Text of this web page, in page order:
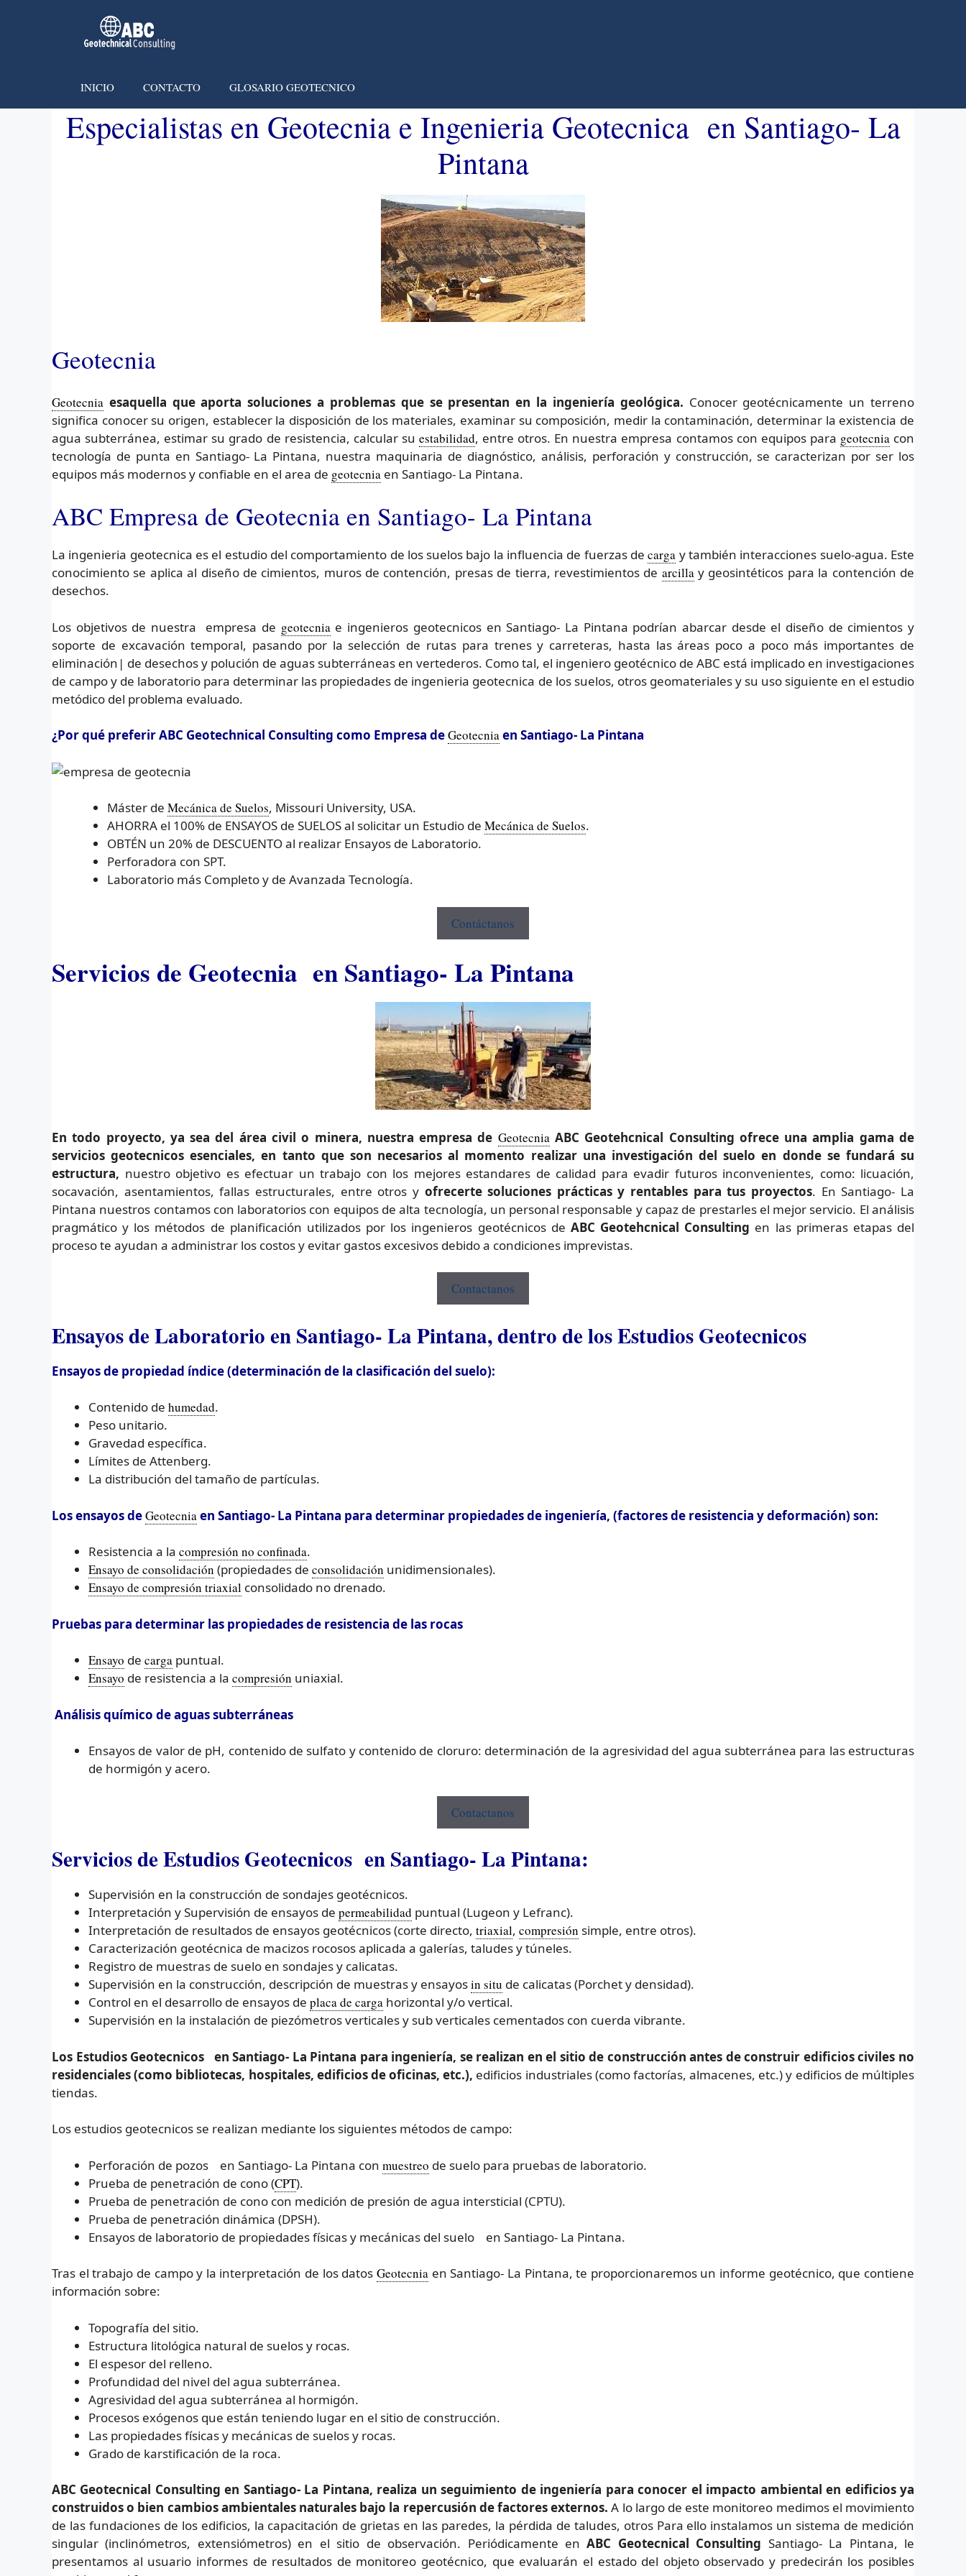
INICIO CONTACTO GLOSARIO GEOTECNICO
Especialistas en Geotecnia e Ingenieria Geotecnica en Santiago- La
Pintana
Geotecnia
Geotecnia esaquella que aporta soluciones a problemas que se presentan en la ingeniería geológica. Conocer geotécnicamente un terreno
significa conocer su origen, establecer la disposición de los materiales, examinar su composición, medir la contaminación, determinar la existencia de
agua subterránea, estimar su grado de resistencia, calcular su estabilidad, entre otros. En nuestra empresa contamos con equipos para geotecnia con
tecnología de punta en Santiago- La Pintana, nuestra maquinaria de diagnóstico, análisis, perforación y construcción, se caracterizan por ser los
equipos más modernos y confiable en el area de geotecnia en Santiago- La Pintana.
ABC Empresa de Geotecnia en Santiago- La Pintana
La ingenieria geotecnica es el estudio del comportamiento de los suelos bajo la influencia de fuerzas decarga y también interacciones suelo-agua. Este
conocimiento se aplica al diseño de cimientos, muros de contención, presas de tierra, revestimientos de arcillay geosintéticos para la contención de
desechos.
Los objetivos de nuestra empresa de geotecnia e ingenieros geotecnicos en Santiago- La Pintana podrían abarcar desde el diseño de cimientos y
soporte de excavación temporal, pasando por la selección de rutas para trenes y carreteras, hasta las áreas poco a poco más importantes de
eliminación| de desechos y polución de aguas subterráneas en vertederos. Como tal, el ingeniero geotécnico de ABC está implicado en investigaciones
de campo y de laboratorio para determinar las propiedades de ingenieria geotecnica de los suelos, otros geomateriales y su uso siguiente en el estudio
metódico del problema evaluado.
¿Por qué preferir ABC Geotechnical Consulting como Empresa deGeotecniaen Santiago- La Pintana
Máster de Mecánica de Suelos, Missouri University, USA.
AHORRA el 100% de ENSAYOS de SUELOS al solicitar un Estudio de Mecánica de Suelos.
OBTÉN un 20% de DESCUENTO al realizar Ensayos de Laboratorio.
Perforadora con SPT.
Laboratorio más Completo y de Avanzada Tecnología.
Contáctanos
Servicios de Geotecnia en Santiago- La Pintana
En todo proyecto, ya sea del área civil o minera, nuestra empresa de Geotecnia ABC Geotehcnical Consulting ofrece una amplia gama de
servicios geotecnicos esenciales, en tanto que son necesarios al momento realizar una investigación del suelo en donde se fundará su
estructura, nuestro objetivo es efectuar un trabajo con los mejores estandares de calidad para evadir futuros inconvenientes, como: licuación,
socavación, asentamientos, fallas estructurales, entre otros y ofrecertesoluciones prácticas y rentables para tus proyectos. En Santiago- La
Pintana nuestros contamos con laboratorios con equipos de alta tecnología, un personal responsable y capaz de prestarles el mejor servicio. El análisis
pragmático y los métodos de planificación utilizados por los ingenieros geotécnicos de ABC Geotehcnical Consulting en las primeras etapas del
proceso te ayudan a administrar los costos y evitar gastos excesivos debido a condiciones imprevistas.
Contactanos
Ensayos de Laboratorio en Santiago- La Pintana, dentro de los Estudios Geotecnicos
Ensayos de propiedad índice (determinación de la clasificación del suelo):
Contenido de humedad.
Peso unitario.
Gravedad específica.
Límites de Attenberg.
La distribución del tamaño de partículas.
Los ensayos deGeotecnia en Santiago- La Pintana para determinar propiedades de ingeniería, (factores de resistencia y deformación) son:
Resistencia a la compresión no confinada.
Ensayo de consolidación (propiedades de consolidación unidimensionales).
Ensayo de compresión triaxial consolidado no drenado.
Pruebas para determinar las propiedades de resistencia de las rocas
Ensayo de carga puntual.
Ensayo de resistencia a la compresión uniaxial.
Análisis químico de aguas subterráneas
Ensayos de valor de pH, contenido de sulfato y contenido de cloruro: determinación de la agresividad del agua subterránea para las estructuras
de hormigón y acero.
Contactanos
Servicios de Estudios Geotecnicos en Santiago- La Pintana:
Supervisión en la construcción de sondajes geotécnicos.
Interpretación y Supervisión de ensayos de permeabilidad puntual (Lugeon y Lefranc).
Interpretación de resultados de ensayos geotécnicos (corte directo, triaxial, compresión simple, entre otros).
Caracterización geotécnica de macizos rocosos aplicada a galerías, taludes y túneles.
Registro de muestras de suelo en sondajes y calicatas.
Supervisión en la construcción, descripción de muestras y ensayosin situ de calicatas (Porchet y densidad).
Control en el desarrollo de ensayos de placa de carga horizontal y/o vertical.
Supervisión en la instalación de piezómetros verticales y sub verticales cementados con cuerda vibrante.
Los Estudios Geotecnicos en Santiago- La Pintana para ingeniería, se realizan en el sitio de construcción antes de construir edificios civiles no
residenciales (como bibliotecas, hospitales, edificios de oficinas, etc.), edificios industriales (como factorías, almacenes, etc.) y edificios de múltiples
tiendas.
Los estudios geotecnicos se realizan mediante los siguientes métodos de campo:
Perforación de pozos en Santiago- La Pintana con muestreo de suelo para pruebas de laboratorio.
Prueba de penetración de cono (CPT).
Prueba de penetración de cono con medición de presión de agua intersticial (CPTU).
Prueba de penetración dinámica (DPSH).
Ensayos de laboratorio de propiedades físicas y mecánicas del suelo en Santiago- La Pintana.
Tras el trabajo de campo y la interpretación de los datos Geotecnia en Santiago- La Pintana, te proporcionaremos un informe geotécnico, que contiene
información sobre:
Topografía del sitio.
Estructura litológica natural de suelos y rocas.
El espesor del relleno.
Profundidad del nivel del agua subterránea.
Agresividad del agua subterránea al hormigón.
Procesos exógenos que están teniendo lugar en el sitio de construcción.
Las propiedades físicas y mecánicas de suelos y rocas.
Grado de karstificación de la roca.
ABC Geotecnical Consulting en Santiago- La Pintana, realiza un seguimiento de ingeniería para conocer el impacto ambiental en edificios ya
construidos o bien cambios ambientales naturales bajo la repercusión de factores externos.A lo largo de este monitoreo medimos el movimiento
de las fundaciones de los edificios, la capacitación de grietas en las paredes, la pérdida de taludes, otros Para ello instalamos un sistema de medición
singular (inclinómetros, extensiómetros) en el sitio de observación. Periódicamente enABC Geotecnical Consulting Santiago- La Pintana, le
presentamos al usuario informes de resultados de monitoreo geotécnico, que evaluarán el estado del objeto observado y predecirán los posibles